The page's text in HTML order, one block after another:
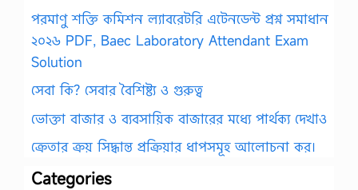
পরমাণু শক্তি কমিশন ল্যাবরেটরি এটেনডেন্ট প্রশ্ন সমাধান
২০২৬ PDF, Baec Laboratory Attendant Exam
Solution
সেবা কি? সেবার বৈশিষ্ট্য ও গুরুত্ব
ভোক্তা বাজার ও ব্যবসায়িক বাজারের মধ্যে পার্থক্য দেখাও
ক্রেতার ক্রয় সিদ্ধান্ত প্রক্রিয়ার ধাপসমূহ আলোচনা কর।
Categories